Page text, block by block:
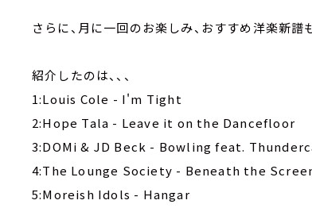
さらに、月に一回のお楽しみ、おすすめ洋楽新譜
紹介したのは、、、
1:Louis Cole - I'm Tight
2:Hope Tala - Leave it on the Dancefloor
3:DOMi & JD Beck - Bowling feat.
4:The Lounge Society - Beneath the
5:Moreish Idols - Hangar